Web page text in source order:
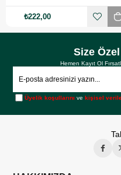
₺222,00
Size
Hemen Kayıt Ol
Üyelik koşullarını vekişisel